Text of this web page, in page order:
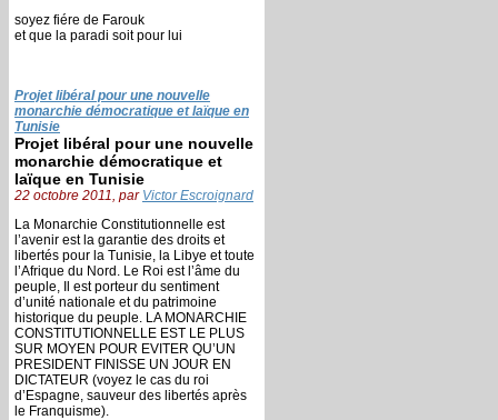
soyez fiére de Farouk
et que la paradi soit pour lui
Projet libéral pour une nouvelle
monarchie démocratique et laïque en
Tunisie
Projet libéral pour une nouvelle
monarchie démocratique et
laïque en Tunisie
22 octobre 2011, par Victor Escroignard
La Monarchie Constitutionnelle est
l’avenir est la garantie des droits et
libertés pour la Tunisie, la Libye et toute
l’Afrique du Nord. Le Roi est l’âme du
peuple, Il est porteur du sentiment
d’unité nationale et du patrimoine
historique du peuple. LA MONARCHIE
CONSTITUTIONNELLE EST LE PLUS
SUR MOYEN POUR EVITER QU’UN
PRESIDENT FINISSE UN JOUR EN
DICTATEUR (voyez le cas du roi
d’Espagne, sauveur des libertés après
le Franquisme).